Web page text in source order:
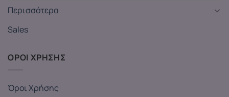
Περισσότερα
Sales
ΟΡΟΙ ΧΡΗΣΗΣ
Όροι Χρήσης